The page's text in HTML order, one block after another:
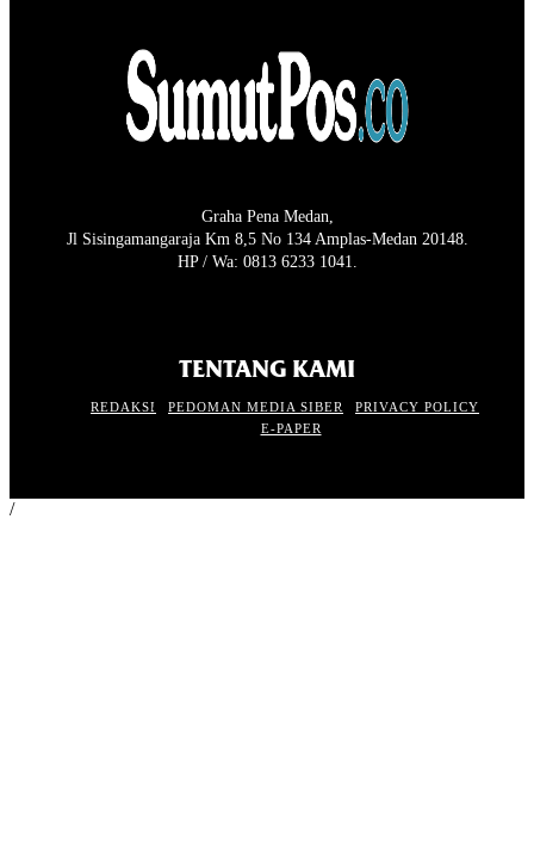
Graha Pena Medan,
Jl Sisingamangaraja Km 8,5 No 134 Amplas-Medan 20148.
HP / Wa: 0813 6233 1041.
TENTANG KAMI
REDAKSI PEDOMAN MEDIA SIBER
PRIVACY POLICY
E-PAPER
/